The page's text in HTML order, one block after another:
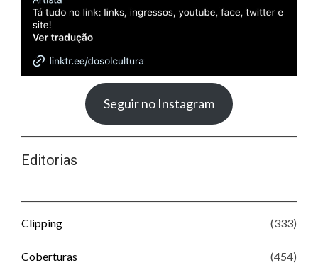
Seguir no Instagram
Editorias
Clipping (333)
Coberturas (454)